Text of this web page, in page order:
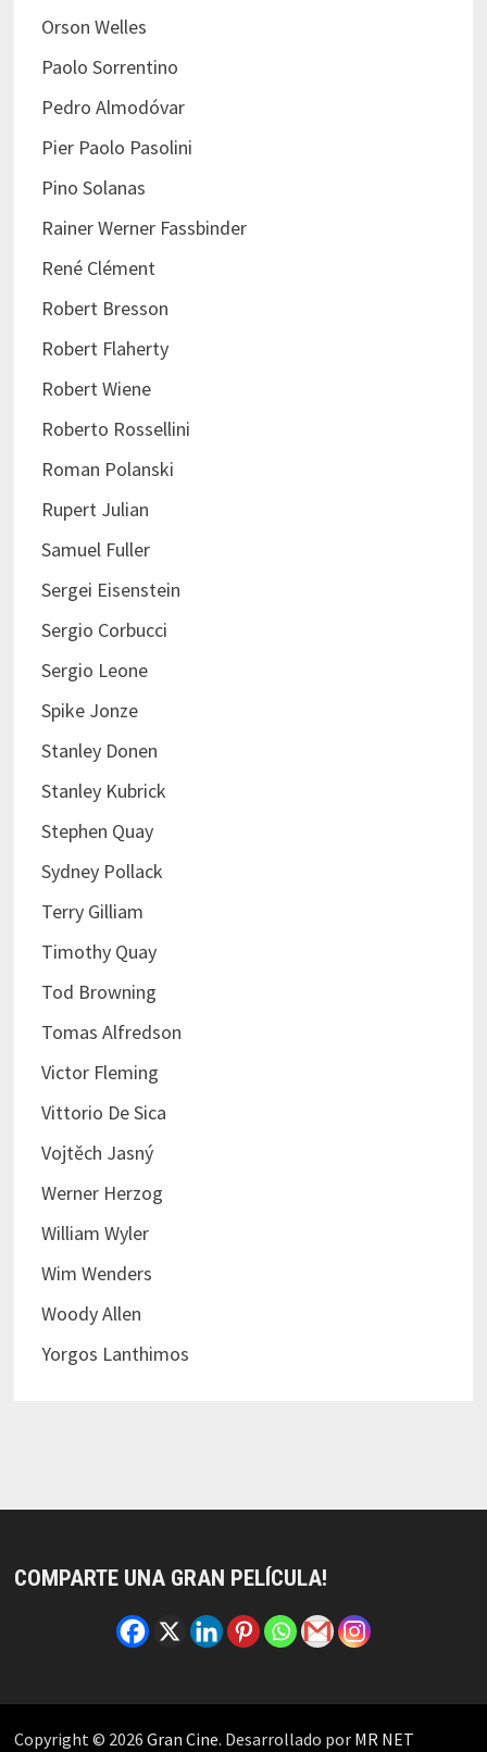
Orson Welles
Paolo Sorrentino
Pedro Almodóvar
Pier Paolo Pasolini
Pino Solanas
Rainer Werner Fassbinder
René Clément
Robert Bresson
Robert Flaherty
Robert Wiene
Roberto Rossellini
Roman Polanski
Rupert Julian
Samuel Fuller
Sergei Eisenstein
Sergio Corbucci
Sergio Leone
Spike Jonze
Stanley Donen
Stanley Kubrick
Stephen Quay
Sydney Pollack
Terry Gilliam
Timothy Quay
Tod Browning
Tomas Alfredson
Victor Fleming
Vittorio De Sica
Vojtěch Jasný
Werner Herzog
William Wyler
Wim Wenders
Woody Allen
Yorgos Lanthimos
COMPARTE UNA GRAN PELÍCULA!
Copyright © 2026Gran Cine. Desarrollado por MR NET